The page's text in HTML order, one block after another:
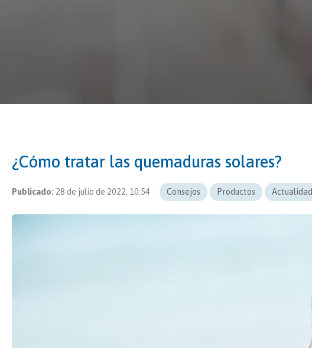
¿Cómo tratar las quemaduras solares?
Publicado: 28 de julio de 2022, 10:54 Consejos Productos Actualidad